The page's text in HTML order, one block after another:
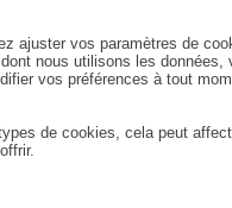
ajuster vos paramètres de
nous utilisons les données,
vos préférences à tout
de cookies, cela peut